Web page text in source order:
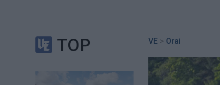
TOP VE > Orai